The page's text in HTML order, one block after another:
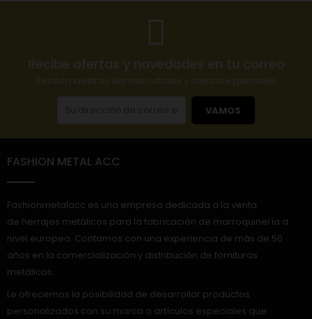
Recibe ofertas y novedades en tu correo
Reciba nuestras últimas noticias y ofertas especiales
VAMOS
FASHION METAL ACC
Fashionmetalacc es una empresa dedicada a la venta
de herrajes metálicos para la fabricación de marroquinería a
nivel europeo. Contamos con una experiencia de más de 50
años en la comercialización y distribución de fornituras
metálicas.
Le ofrecemos la posibilidad de desarrollar productos
personalizados con su marca o artículos especiales que